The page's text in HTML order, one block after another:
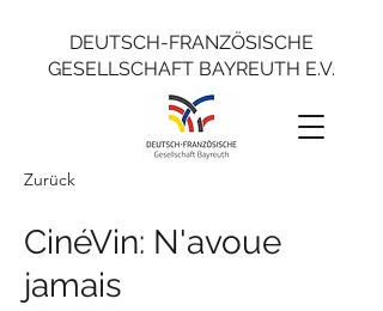
DEUTSCH-FRANZÖSISCHE
GESELLSCHAFT BAYREUTH E.V.
Zurück
CinéVin: N'avoue
jamais